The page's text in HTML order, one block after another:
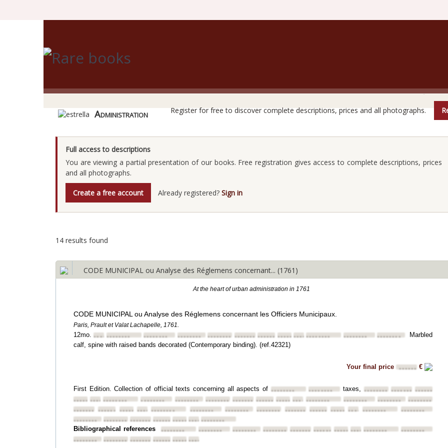
Rare books do not reveal all their secrets at first
Register for free to discover complete descriptions, prices and all photographs.
Administration
Full access to descriptions
You are viewing a partial presentation of our books. Free registration gives access to complete descriptions, prices
and all photographs.
Create a free account Already registered? Sign in
14 results found
CODE MUNICIPAL ou Analyse des Réglemens concernant... (1761)
At the heart of urban administration in 1761
CODE MUNICIPAL ou Analyse des Réglemens concernant les Officiers Municipaux.
Paris, Prault et Valat Lachapelle, 1761.
12mo.•••••••••••••••• •••••••• •••••••• •••••••• •••••••••••••••••••••••••••••••••••••••• •••••••• ••••••••
Marbled
calf, spine with raised bands decorated (Contemporary binding). (ref.42321)
Your final price •••••• €
First Edition. Collection of official texts concerning all aspects of •••••••• •••••••• taxes, •••••••• ••••••••••••••••
•••••••••••••••••••••••• •••••••• •••••••• •••••••• •••••••••••••••••••••••••••••••••••••••• •••••••• ••••••••
••••••••
•••••••• •••••••••••••••••••••••••••••••• •••••••• •••••••• •••••••• •••••••• ••••••••••••••••••••••••••••••••
••••••••
••••••••
•••••••• ••••••••••••••••••••••••••••••••••••••••
Bibliographical references •••••••• •••••••• •••••••• •••••••• ••••••••••••••••••••••••••••••••••••••••
••••••••
••••••••
•••••••• ••••••••••••••••••••••••••••••••